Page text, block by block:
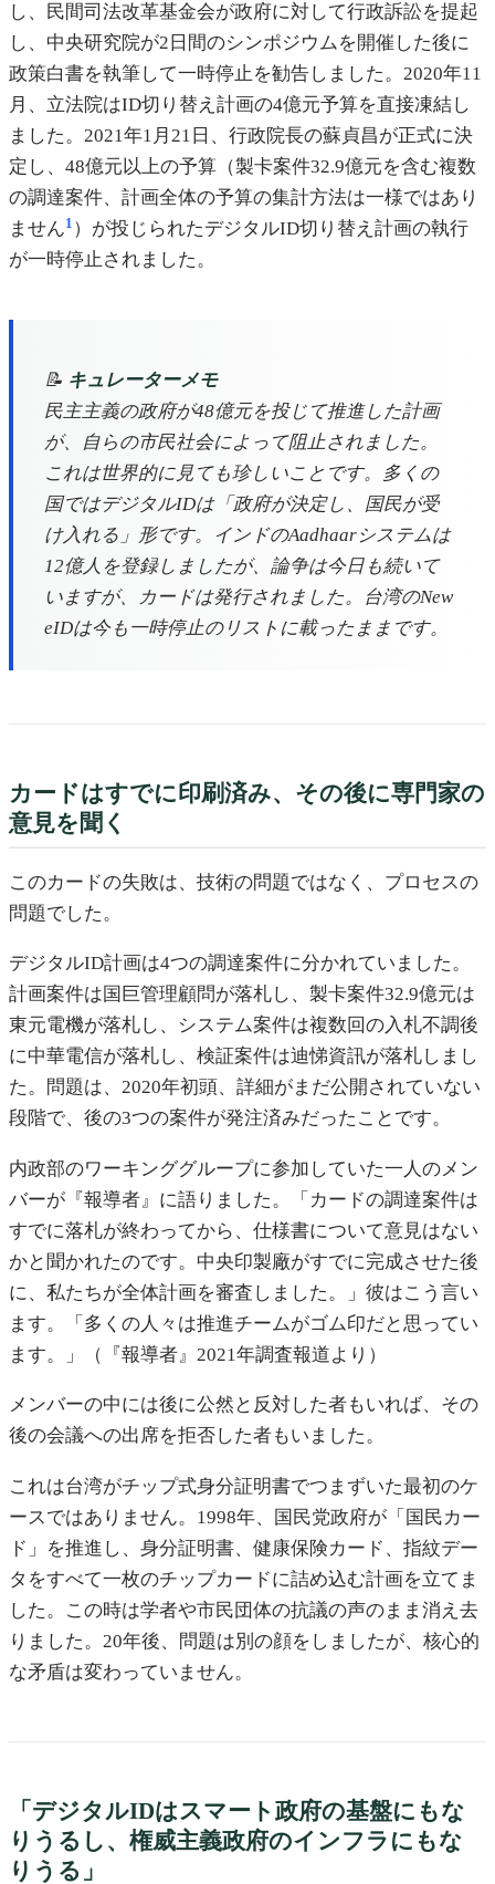
し、民間司法改革基金会が政府に対して行政訴訟を提起
し、中央研究院が2日間のシンポジウムを開催した後に
政策白書を執筆して一時停止を勧告しました。2020年11
月、立法院はID切り替え計画の4億元予算を直接凍結し
ました。2021年1月21日、行政院長の蘇貞昌が正式に決
定し、48億元以上の予算（製卡案件32.9億元を含む複数
の調達案件、計画全体の予算の集計方法は一様ではあり
ません1 ）が投じられたデジタルID切り替え計画の執行
が一時停止されました。
📝 キュレーターメモ
民主主義の政府が48億元を投じて推進した計画
が、自らの市民社会によって阻止されました。
これは世界的に見ても珍しいことです。多くの
国ではデジタルIDは「政府が決定し、国民が受
け入れる」形です。インドのAadhaarシステムは
12億人を登録しましたが、論争は今日も続いて
いますが、カードは発行されました。台湾のNew
eIDは今も一時停止のリストに載ったままです。
カードはすでに印刷済み、その後に専門家の
意見を聞く
このカードの失敗は、技術の問題ではなく、プロセスの
問題でした。
デジタルID計画は4つの調達案件に分かれていました。
計画案件は国巨管理顧問が落札し、製卡案件32.9億元は
東元電機が落札し、システム案件は複数回の入札不調後
に中華電信が落札し、検証案件は迪悌資訊が落札しまし
た。問題は、2020年初頭、詳細がまだ公開されていない
段階で、後の3つの案件が発注済みだったことです。
内政部のワーキンググループに参加していた一人のメン
バーが『報導者』に語りました。「カードの調達案件は
すでに落札が終わってから、仕様書について意見はない
かと聞かれたのです。中央印製廠がすでに完成させた後
に、私たちが全体計画を審査しました。」彼はこう言い
ます。「多くの人々は推進チームがゴム印だと思ってい
ます。」（『報導者』2021年調査報道より）
メンバーの中には後に公然と反対した者もいれば、その
後の会議への出席を拒否した者もいました。
これは台湾がチップ式身分証明書でつまずいた最初のケ
ースではありません。1998年、国民党政府が「国民カー
ド」を推進し、身分証明書、健康保険カード、指紋デー
タをすべて一枚のチップカードに詰め込む計画を立てま
した。この時は学者や市民団体の抗議の声のまま消え去
りました。20年後、問題は別の顔をしましたが、核心的
な矛盾は変わっていません。
「デジタルIDはスマート政府の基盤にもな
りうるし、権威主義政府のインフラにもな
りうる」